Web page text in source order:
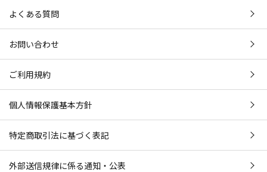
よくある質問
お問い合わせ
ご利用規約
個人情報保護基本方針
特定商取引法に基づく表記
外部送信規律に係る通知・公表